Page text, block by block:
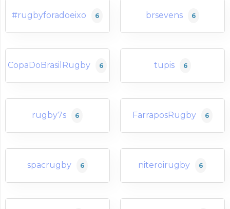
#rugbyforadoeixo 6 brsevens 6
CopaDoBrasilRugby 6 tupis 6
rugby7s 6 FarraposRugby 6
spacrugby 6 niteroirugby 6